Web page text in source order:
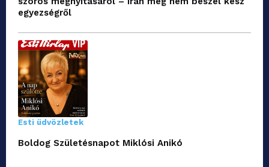
egyezségről
Esti üdvözletek
Boldog Születésnapot Miklósi Anikó